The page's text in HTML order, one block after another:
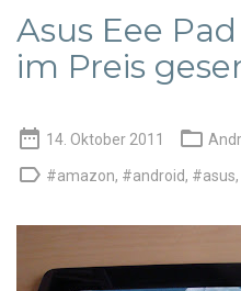
Asus Eee
im Preis
 14. Oktober 2011 
 #amazon, #android, #asus,